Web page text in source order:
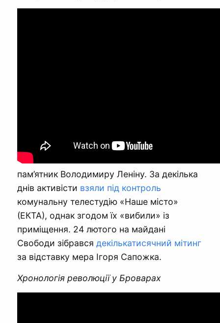
пам’ятник Володимиру Леніну. За декілька
днів активісти взяли під контроль
комунальну телестудію «Наше місто»
(ЕКТА), однак згодом їх «вибили» із
приміщення. 24 лютого на майдані
Свободи зібрався декількатисячний мітинг
за відставку мера Ігоря Сапожка.
Хронологія революції у Броварах